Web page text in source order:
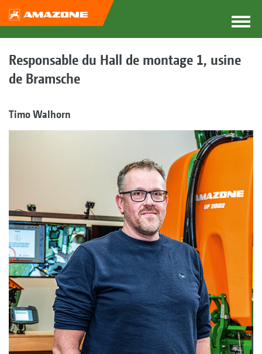
Responsable du Hall de montage 1, usine
de Bramsche
Timo Walhorn